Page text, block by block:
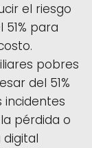
el riesgo
para
pobres
del 51%
incidentes
pérdida o